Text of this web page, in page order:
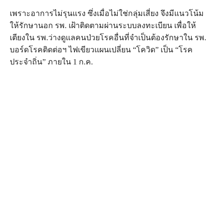
เพราะอาการไม่รุนแรง ซึ่งเมื่อไม่ใช่กลุ่มเสี่ยง จึงมีแนวโน้ม
ให้รักษานอก รพ. เฝ้าติดตามผ่านระบบลงทะเบียน เพื่อให้
เตียงใน รพ.ว่างดูแลคนป่วยโรคอื่นที่จำเป็นต้องรักษาใน รพ.
บอร์ดโรคติดต่อฯ ไฟเขียวแผนเปลี่ยน “โควิด” เป็น “โรค
ประจำถิ่น” ภายใน 1 ก.ค.